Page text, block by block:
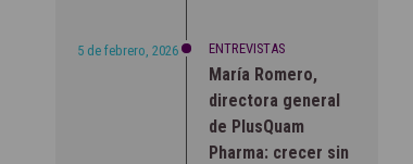
5 de febrero, 2026 ENTREVISTAS
María Romero,
directora general
de PlusQuam
Pharma: crecer sin